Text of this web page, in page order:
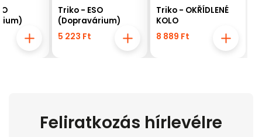
Triko - ESO
(Dopravárium)
5 223 Ft
Triko - OKŘÍDLENÉ
KOLO
8 889 Ft
Feliratkozás hírlevélre